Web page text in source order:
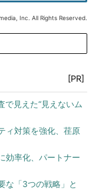
Inc. All Rights Reserved.
[PR]
見えた“見えないム
ィ対策を強化、荏原
効率化、パートナー
な「3つの戦略」と